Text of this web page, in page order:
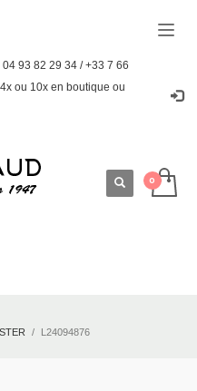
93 82 29 34 / +33 7 66
ou 10x en boutique ou
L24094876